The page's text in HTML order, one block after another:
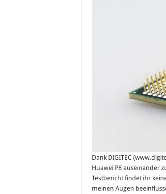
Dank DIGITEC
Huawei P8 auseinander
Testbericht findet ihr
meinen Augen